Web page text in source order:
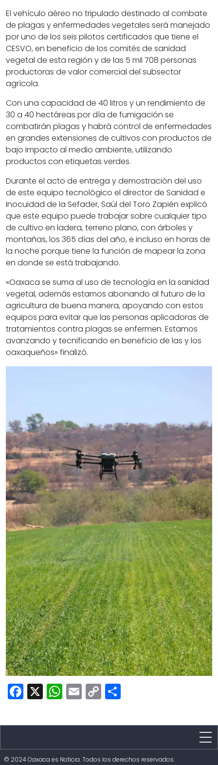
El vehículo aéreo no tripulado destinado al combate
de plagas y enfermedades vegetales será manejado
por uno de los seis pilotos certificados que tiene el
CESVO, en beneficio de los comités de sanidad
vegetal de esta región y de las 5 mil 708 personas
productoras de valor comercial del subsector
agrícola.
Con una capacidad de 40 litros y un rendimiento de
30 a 40 hectáreas por día de fumigación se
combatirán plagas y habrá control de enfermedades
en grandes extensiones de cultivos con productos de
bajo impacto al medio ambiente, utilizando
productos con etiquetas verdes.
Durante el acto de entrega y demostración del uso
de este equipo tecnológico el director de Sanidad e
Inocuidad de la Sefader, Saúl del Toro Zapién explicó
que este equipo puede trabajar sobre cualquier tipo
de cultivo en ladera, terreno plano, con árboles y
montañas, los 365 días del año, e incluso en horas de
la noche porque tiene la función de mapear la zona
en donde se está trabajando.
«Oaxaca se suma al uso de tecnología en la sanidad
vegetal, además estamos abonando al futuro de la
agricultura de buena manera, apoyando con estos
equipos para evitar que las personas aplicadoras de
tratamientos contra plagas se enfermen. Estamos
avanzando y tecnificando en beneficio de las y los
oaxaqueños» finalizó.
Facebook
X WhatsApp
Email
Copy
Link
Estado
© 2024 Oaxaca es Noticia. Todos los derechos reservados.